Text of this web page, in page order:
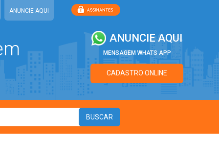
ANUNCIE AQUI
ANUNCIE AQUI
MENSAGEM WHATS APP
CADASTRO ONLINE